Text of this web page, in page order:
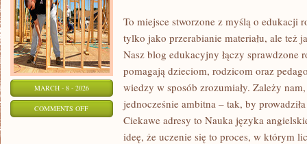
MARCH - 8 - 2026
COMMENTS OFFON
KOREPETYCJE
To miejsce stworzone z myślą o edukacji
tylko jako przerabianie materiału, ale też
Nasz blog edukacyjny łączy sprawdzone
pomagają dzieciom, rodzicom oraz
wiedzy w sposób zrozumiały. Zależy
jednocześnie ambitna – tak, by
Ciekawe adresy to Nauka języka
ideę, że uczenie się to proces, w którym